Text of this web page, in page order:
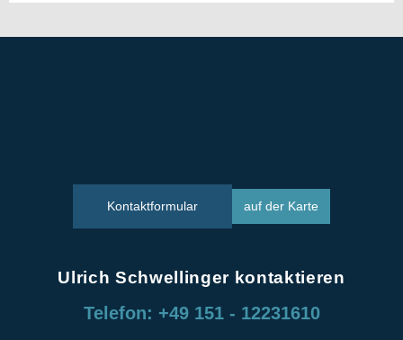
Kontaktformular auf der Karte
Ulrich Schwellinger kontaktieren
Telefon: +49 151 - 12231610